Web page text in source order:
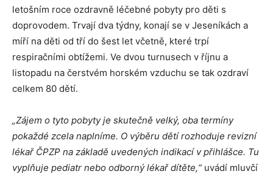
letošním roce ozdravně léčebné pobyty pro děti s
doprovodem. Trvají dva týdny, konají se v Jeseníkách a
míří na děti od tří do šest let včetně, které trpí
respiračními obtížemi. Ve dvou turnusech v říjnu a
listopadu na čerstvém horském vzduchu se tak ozdraví
celkem 80 dětí.
„Zájem o tyto pobyty je skutečně velký, oba termíny
pokaždé zcela naplníme. O výběru dětí rozhoduje revizní
lékař ČPZP na základě uvedených indikací v přihlášce. Tu
vyplňuje pediatr nebo odborný lékař dítěte,“uvádí mluvčí